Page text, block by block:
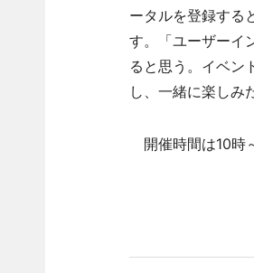
ータルを登録する
す。「ユーザーイ
ると思う。イベン
し、一緒に楽しみ
開催時間は10時